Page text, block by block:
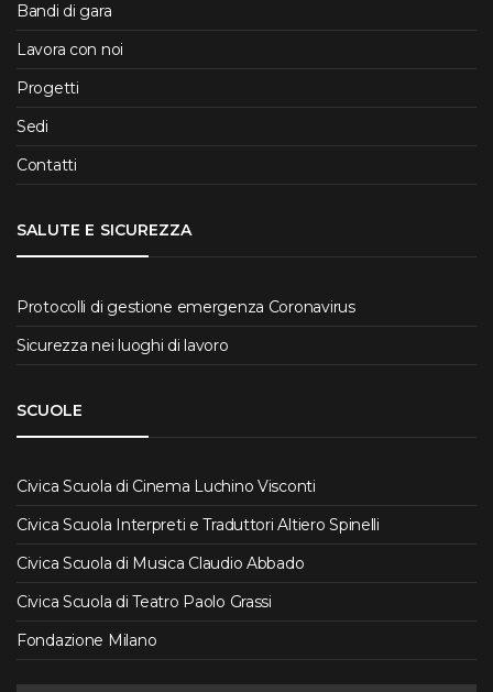
Bandi di gara
Lavora con noi
Progetti
Sedi
Contatti
SALUTE E SICUREZZA
Protocolli di gestione emergenza Coronavirus
Sicurezza nei luoghi di lavoro
SCUOLE
Civica Scuola di Cinema Luchino Visconti
Civica Scuola Interpreti e Traduttori Altiero Spinelli
Civica Scuola di Musica Claudio Abbado
Civica Scuola di Teatro Paolo Grassi
Fondazione Milano